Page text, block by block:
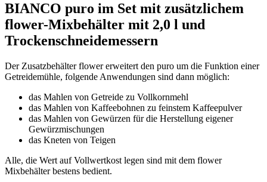
BIANCO puro im Set mit zusätzlichem
flower-Mixbehälter mit 2,0 l und
Trockenschneidemessern
Der Zusatzbehälter flower erweitert den puro um die Funktion einer
Getreidemühle, folgende Anwendungen sind dann möglich:
das Mahlen von Getreide zu Vollkornmehl
das Mahlen von Kaffeebohnen zu feinstem Kaffeepulver
das Mahlen von Gewürzen für die Herstellung eigener
Gewürzmischungen
das Kneten von Teigen
Alle, die Wert auf Vollwertkost legen sind mit dem flower
Mixbehälter bestens bedient.